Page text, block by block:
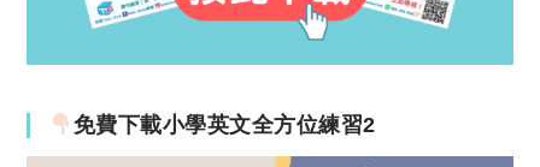
免費下載小學英文全方位練習2